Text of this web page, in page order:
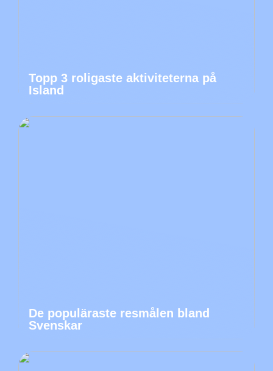
Topp 3 roligaste aktiviteterna på
Island
De populäraste resmålen bland
Svenskar